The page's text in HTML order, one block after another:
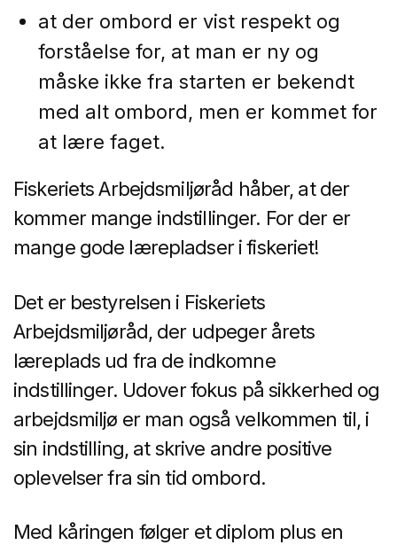
at der ombord er vist respekt og
forståelse for, at man er ny og
måske ikke fra starten er bekendt
med alt ombord, men er kommet for
at lære faget.
Fiskeriets Arbejdsmiljøråd håber, at der
kommer mange indstillinger. For der er
mange gode lærepladser i fiskeriet!
Det er bestyrelsen i Fiskeriets
Arbejdsmiljøråd, der udpeger årets
læreplads ud fra de indkomne
indstillinger. Udover fokus på sikkerhed og
arbejdsmiljø er man også velkommen til, i
sin indstilling, at skrive andre positive
oplevelser fra sin tid ombord.
Med kåringen følger et diplom plus en